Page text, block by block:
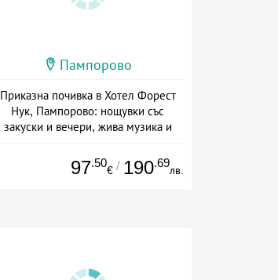
Пампорово
Приказна почивка в Хотел Форест
Нук, Пампорово: нощувки със
закуски и вечери, жива музика и
Дата: 04.03 - 30.11 + полупансион
97.50
€ / 190.69
лв.